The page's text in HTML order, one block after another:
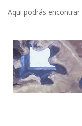
Aqui podrás